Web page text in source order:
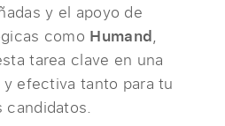
y el apoyo de
como Humand,
tarea clave en una
efectiva tanto para tu
candidatos.